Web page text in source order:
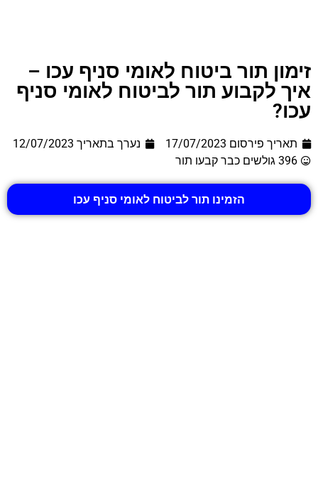
זימון תור ביטוח לאומי סניף עכו –
איך לקבוע תור לביטוח לאומי סניף
עכו?
תאריך פירסום 17/07/2023 נערך בתאריך 12/07/2023
396 גולשים כבר קבעו תור
הזמינו תור לביטוח לאומי סניף עכו